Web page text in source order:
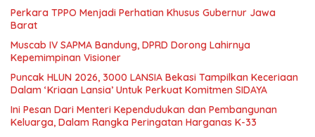
Perkara TPPO Menjadi Perhatian Khusus Gubernur Jawa
Barat
Muscab IV SAPMA Bandung, DPRD Dorong Lahirnya
Kepemimpinan Visioner
Puncak HLUN 2026, 3000 LANSIA Bekasi Tampilkan Keceriaan
Dalam ‘Kriaan Lansia’ Untuk Perkuat Komitmen SIDAYA
Ini Pesan Dari Menteri Kependudukan dan Pembangunan
Keluarga, Dalam Rangka Peringatan Harganas K-33